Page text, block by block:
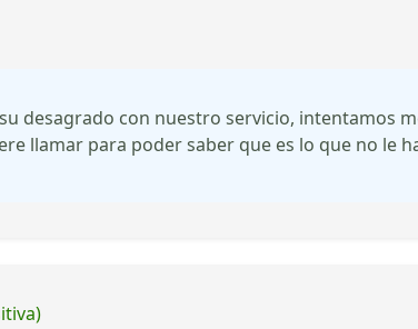
desagrado con nuestro servicio, intentamos
llamar para poder saber que es lo que no le